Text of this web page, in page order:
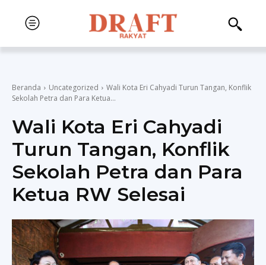
Beranda Uncategorized
Wali Kota Eri Cahyadi Turun Tangan, Konflik
Sekolah Petra dan Para Ketua...
Wali Kota Eri Cahyadi
Turun Tangan, Konflik
Sekolah Petra dan Para
Ketua RW Selesai